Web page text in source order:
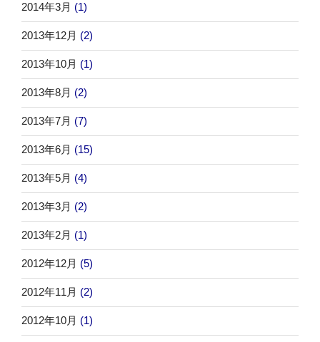
2014年3月 (1)
2013年12月 (2)
2013年10月 (1)
2013年8月 (2)
2013年7月 (7)
2013年6月 (15)
2013年5月 (4)
2013年3月 (2)
2013年2月 (1)
2012年12月 (5)
2012年11月 (2)
2012年10月 (1)